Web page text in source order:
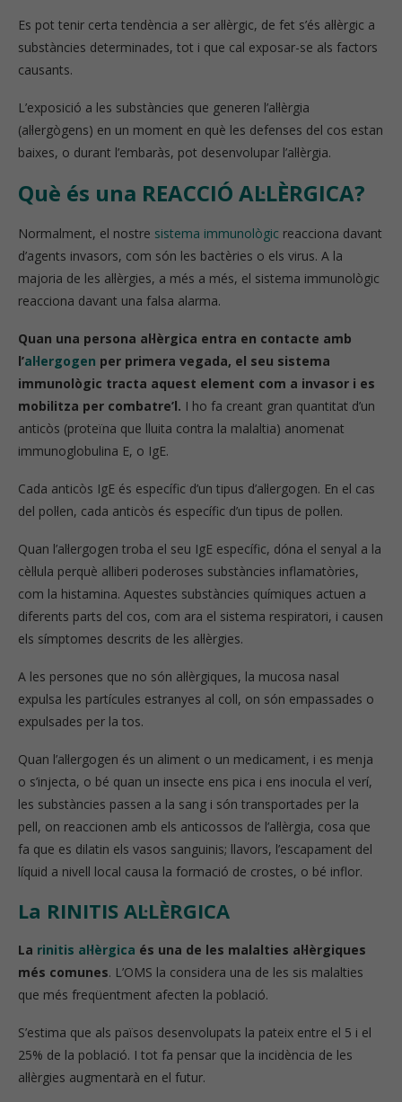
Es pot tenir certa tendència a ser al·lèrgic, de fet s’és al·lèrgic a
substàncies determinades, tot i que cal exposar-se als factors
causants.
L’exposició a les substàncies que generen l’al·lèrgia
(al·lergògens) en un moment en què les defenses del cos estan
baixes, o durant l’embaràs, pot desenvolupar l’al·lèrgia.
Què és una REACCIÓ AL·LÈRGICA?
Normalment, el nostre sistema immunològic reacciona davant
d’agents invasors, com són les bactèries o els virus. A la
majoria de les al·lèrgies, a més a més, el sistema immunològic
reacciona davant una falsa alarma.
Quan una persona al·lèrgica entra en contacte amb
l’al·lergogen per primera vegada, el seu sistema
immunològic tracta aquest element com a invasor i es
mobilitza per combatre’l. I ho fa creant gran quantitat d’un
anticòs (proteïna que lluita contra la malaltia) anomenat
immunoglobulina E, o IgE.
Cada anticòs IgE és específic d’un tipus d’al·lergogen. En el cas
del pol·len, cada anticòs és específic d’un tipus de pol·len.
Quan l’al·lergogen troba el seu IgE específic, dóna el senyal a la
cèl·lula perquè alliberi poderoses substàncies inflamatòries,
com la histamina. Aquestes substàncies químiques actuen a
diferents parts del cos, com ara el sistema respiratori, i causen
els símptomes descrits de les al·lèrgies.
A les persones que no són al·lèrgiques, la mucosa nasal
expulsa les partícules estranyes al coll, on són empassades o
expulsades per la tos.
Quan l’al·lergogen és un aliment o un medicament, i es menja
o s’injecta, o bé quan un insecte ens pica i ens inocula el verí,
les substàncies passen a la sang i són transportades per la
pell, on reaccionen amb els anticossos de l’al·lèrgia, cosa que
fa que es dilatin els vasos sanguinis; llavors, l’escapament del
líquid a nivell local causa la formació de crostes, o bé inflor.
La RINITIS AL·LÈRGICA
La rinitis al·lèrgica és una de les malalties al·lèrgiques
més comunes. L’OMS la considera una de les sis malalties
que més freqüentment afecten la població.
S’estima que als països desenvolupats la pateix entre el 5 i el
25% de la població. I tot fa pensar que la incidència de les
al·lèrgies augmentarà en el futur.